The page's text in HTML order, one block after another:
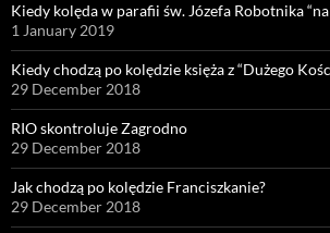
Kiedy kolęda w parafii św. Józefa Robotnika “na
1 January 2019
Kiedy chodzą po kolędzie księża z “Dużego
29 December 2018
RIO skontroluje Zagrodno
29 December 2018
Jak chodzą po kolędzie Franciszkanie?
29 December 2018